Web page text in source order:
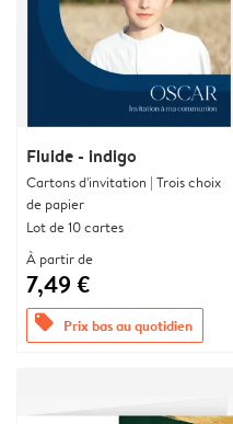
Fluide - indigo
Cartons d'invitation | Trois choix
de papier
Lot de 10 cartes
À partir de
7,49 €
offers Prix bas au quotidien